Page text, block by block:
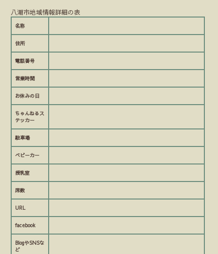
八潮市地域情報詳細の表
名称
住所
電話番号
営業時間
お休みの日
ちゃんねるス
テッカー
駐車場
ベビーカー
授乳室
席数
URL
facebook
BlogやSNSな
ど